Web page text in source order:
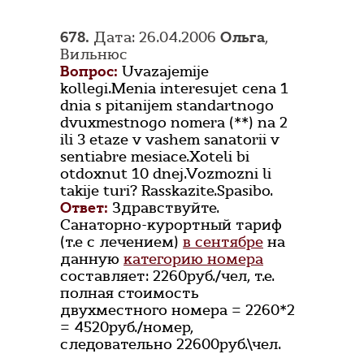
678. Дата: 26.04.2006 Oльга,
Вильнюс
Вопрос: Uvazajemije
kollegi.Menia interesujet cena 1
dnia s pitanijem standartnogo
dvuxmestnogo nomera (**) na 2
ili 3 etaze v vashem sanatorii v
sentiabre mesiace.Xoteli bi
otdoxnut 10 dnej.Vozmozni li
takije turi? Rasskazite.Spasibo.
Ответ: Здравствуйте.
Санаторно-курортный тариф
(т.е с лечением) в сентябре на
данную категорию номера
составляет: 2260руб./чел, т.е.
полная стоимость
двухместного номера = 2260*2
= 4520руб./номер,
следовательно 22600руб.\чел.